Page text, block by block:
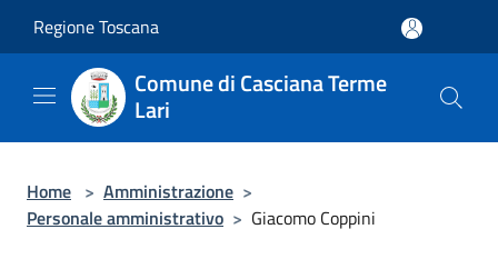
Regione Toscana
Comune di Casciana Terme
Lari
Home > Amministrazione >
Personale amministrativo > Giacomo Coppini